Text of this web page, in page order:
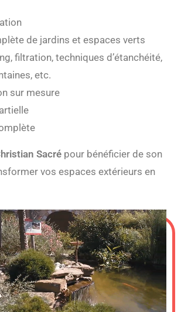
de jardins et espaces verts
filtration, techniques d’étanchéité,
etc.
sur mesure
Sacré pour bénéficier de son
vos espaces extérieurs en